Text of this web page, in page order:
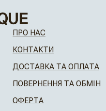
ПРО НАС
КОНТАКТИ
ДОСТАВКА ТА ОПЛАТА
ПОВЕРНЕННЯ ТА ОБМІН
ОФЕРТА